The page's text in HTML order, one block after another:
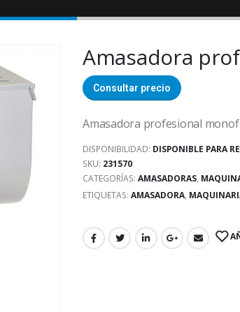
Amasadora
Consultar precio
Amasadora profesional
DISPONIBILIDAD: DISPONIBLE PARA
SKU: 231570
CATEGORÍAS: AMASADORAS,
ETIQUETAS: AMASADORA,